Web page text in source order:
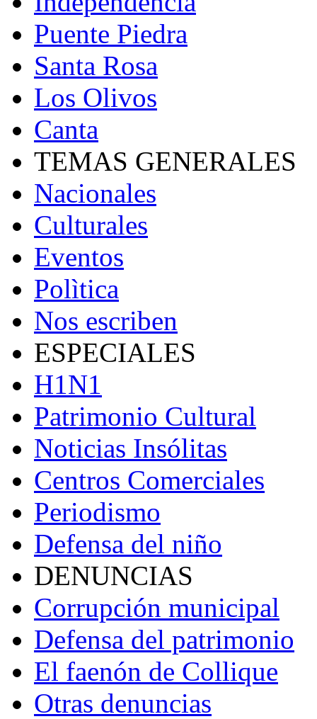
Puente Piedra
Santa Rosa
Los Olivos
Canta
TEMAS GENERALES
Nacionales
Culturales
Eventos
Polìtica
Nos escriben
ESPECIALES
H1N1
Patrimonio Cultural
Noticias Insólitas
Centros Comerciales
Periodismo
Defensa del niño
DENUNCIAS
Corrupción municipal
Defensa del patrimonio
El faenón de Collique
Otras denuncias